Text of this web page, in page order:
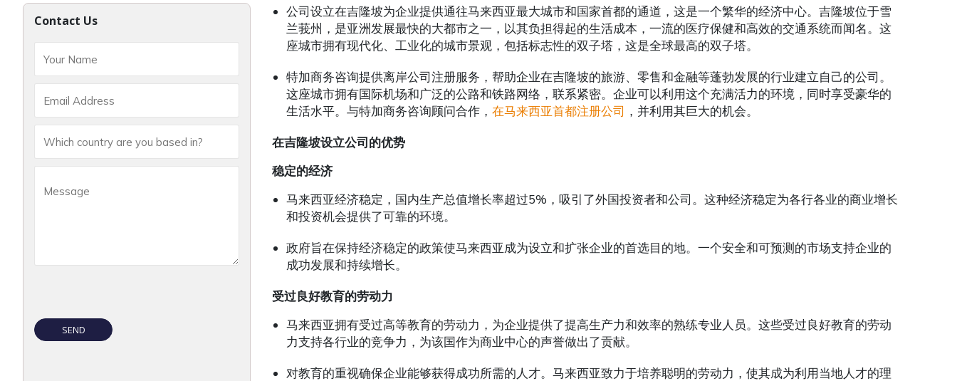
Contact Us
公司设立在吉隆坡为企业提供通往马来西亚最大城市和国家首都的通道，这是一个繁华的经济中心。吉隆坡位于雪
兰莪州，是亚洲发展最快的大都市之一，以其负担得起的生活成本，一流的医疗保健和高效的交通系统而闻名。这
座城市拥有现代化、工业化的城市景观，包括标志性的双子塔，这是全球最高的双子塔。
特加商务咨询提供离岸公司注册服务，帮助企业在吉隆坡的旅游、零售和金融等蓬勃发展的行业建立自己的公司。
这座城市拥有国际机场和广泛的公路和铁路网络，联系紧密。企业可以利用这个充满活力的环境，同时享受豪华的
生活水平。与特加商务咨询顾问合作， 在马来西亚首都注册公司 ，并利用其巨大的机会。
在吉隆坡设立公司的优势
稳定的经济
马来西亚经济稳定，国内生产总值增长率超过5%，吸引了外国投资者和公司。这种经济稳定为各行各业的商业增长
和投资机会提供了可靠的环境。
政府旨在保持经济稳定的政策使马来西亚成为设立和扩张企业的首选目的地。一个安全和可预测的市场支持企业的
成功发展和持续增长。
受过良好教育的劳动力
马来西亚拥有受过高等教育的劳动力，为企业提供了提高生产力和效率的熟练专业人员。这些受过良好教育的劳动
力支持各行业的竞争力，为该国作为商业中心的声誉做出了贡献。
对教育的重视确保企业能够获得成功所需的人才。马来西亚致力于培养聪明的劳动力，使其成为利用当地人才的理